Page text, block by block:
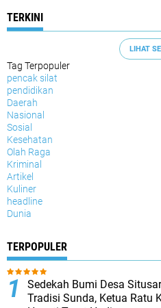
TERKINI
LIHAT
Tag Terpopuler
pencak silat
pendidikan
Daerah
Nasional
Sosial
Kesehatan
Olah Raga
Kriminal
Artikel
Kuliner
headline
Dunia
TERPOPULER
Sedekah Bumi Desa
Tradisi Sunda, Ketua Ratu